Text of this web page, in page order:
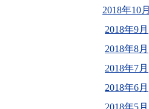
2018年10月
2018年9月
2018年8月
2018年7月
2018年6月
2018年5月